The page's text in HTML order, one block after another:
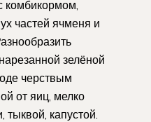
комбикормом,
частей ячменя и
зелёной
черствым
от яиц, мелко
капустой.